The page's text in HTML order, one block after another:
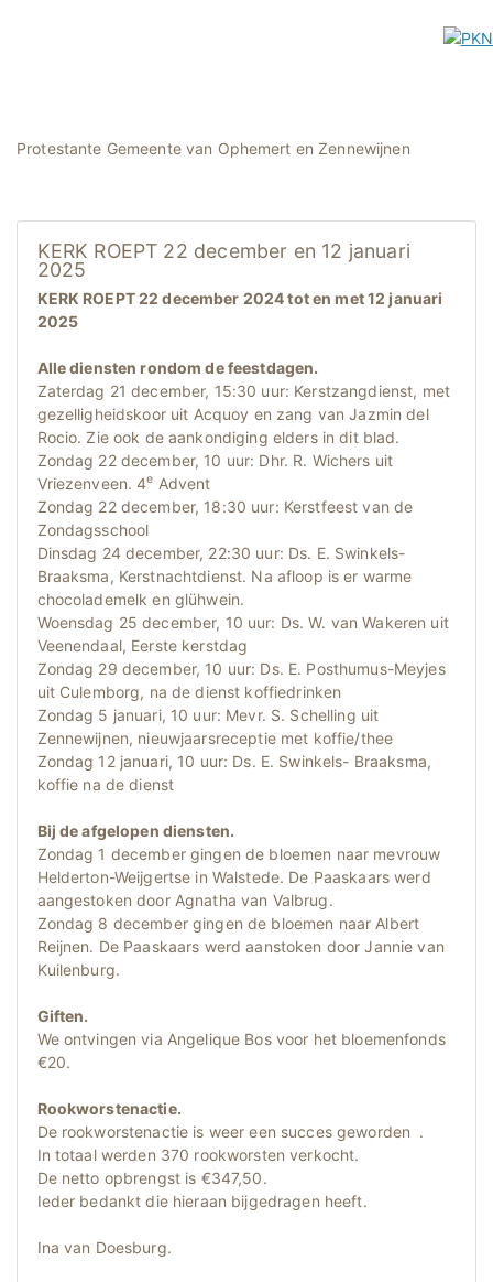
Protestante Gemeente van Ophemert en Zennewijnen
KERK ROEPT 22 december en 12 januari
2025
KERK ROEPT 22 december 2024 tot en met 12 januari
2025
Alle diensten rondom de feestdagen.
Zaterdag 21 december, 15:30 uur: Kerstzangdienst, met
gezelligheidskoor uit Acquoy en zang van Jazmin del
Rocio. Zie ook de aankondiging elders in dit blad.
Zondag 22 december, 10 uur: Dhr. R. Wichers uit
Vriezenveen. 4e Advent
Zondag 22 december, 18:30 uur: Kerstfeest van de
Zondagsschool
Dinsdag 24 december, 22:30 uur: Ds. E. Swinkels-
Braaksma, Kerstnachtdienst. Na afloop is er warme
chocolademelk en glühwein.
Woensdag 25 december, 10 uur: Ds. W. van Wakeren uit
Veenendaal, Eerste kerstdag
Zondag 29 december, 10 uur: Ds. E. Posthumus-Meyjes
uit Culemborg, na de dienst koffiedrinken
Zondag 5 januari, 10 uur: Mevr. S. Schelling uit
Zennewijnen, nieuwjaarsreceptie met koffie/thee
Zondag 12 januari, 10 uur: Ds. E. Swinkels- Braaksma,
koffie na de dienst
Bij de afgelopen diensten.
Zondag 1 december gingen de bloemen naar mevrouw
Helderton-Weijgertse in Walstede. De Paaskaars werd
aangestoken door Agnatha van Valbrug.
Zondag 8 december gingen de bloemen naar Albert
Reijnen. De Paaskaars werd aanstoken door Jannie van
Kuilenburg.
Giften.
We ontvingen via Angelique Bos voor het bloemenfonds
€20.
Rookworstenactie.
De rookworstenactie is weer een succes geworden .
In totaal werden 370 rookworsten verkocht.
De netto opbrengst is €347,50.
Ieder bedankt die hieraan bijgedragen heeft.
Ina van Doesburg.